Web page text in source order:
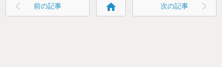
前の記事 home 次の記事